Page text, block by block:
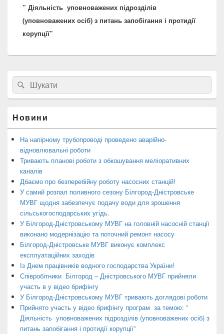
” Діяльність уповноважених підрозділів
(уповноважених осіб) з питань запобігання і протидії
корупції”
Головна
бокова
панель
віджетів
Search
for:
Пошук
Новини
На напірному трубопроводі проведено аварійно-
відновлювальні роботи
Тривають планові роботи з обкошування меліоративних
каналів
Дбаємо про безперебійну роботу насосних станцій!
У самий розпал поливного сезону Білгород-Дністровське
МУВГ щодня забезпечує подачу води для зрошення
сільськогосподарських угідь.
У Білгород-Дністровському МУВГ на головній насосній станції
виконано модернізацію та поточний ремонт насосу
Білгород-Дністровське МУВГ виконує комплекс
експлуатаційних заходів
Із Днем працівників водного господарства України!
Співробітники Білгород – Дністровського МУВГ прийняли
участь в у відео брифінгу
У Білгород-Дністровському МУВГ тривають доглядові роботи
Прийнято участь у відео брифінгу програм за темою: ”
Діяльність уповноважених підрозділів (уповноважених осіб) з
питань запобігання і протидії корупції”